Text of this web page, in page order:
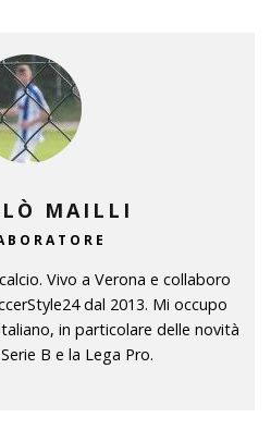
MAILLI
Vivo a Verona e collaboro
dal 2013. Mi occupo
in particolare delle novità
B e la Lega Pro.